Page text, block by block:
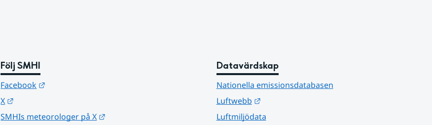
Följ SMHI
Facebook
X
SMHIs meteorologer på X
Datavärdskap
Nationella emissionsdatabasen
Luftwebb
Länk till annan webbplats.
Luftmiljödata